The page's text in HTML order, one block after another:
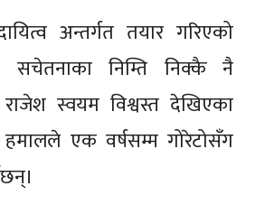
अन्तर्गत तयार गरिएको
सचेतनाका निम्ति निक्कै नै
राजेश स्वयम विश्वस्त देखिएका
एक वर्षसम्म गोरेटोसँग